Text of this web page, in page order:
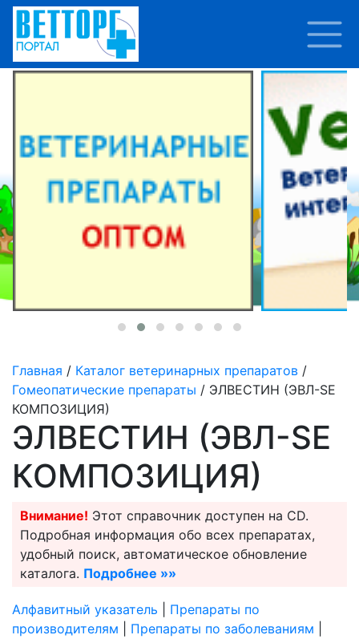
Главная / Каталог ветеринарных препаратов /
Гомеопатические препараты / ЭЛВЕСТИН (ЭВЛ-SE
КОМПОЗИЦИЯ)
ЭЛВЕСТИН (ЭВЛ-SE
КОМПОЗИЦИЯ)
Внимание! Этот справочник доступен на CD.
Подробная информация обо всех препаратах,
удобный поиск, автоматическое обновление
каталога. Подробнее »»
Алфавитный указатель
Препараты по
производителям
Препараты по заболеваниям